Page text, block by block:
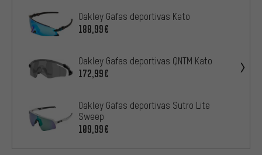
Oakley Gafas deportivas Kato
188,99€
Oakley Gafas deportivas QNTM Kato
172,99€
Oakley Gafas deportivas Sutro Lite
Sweep
109,99€